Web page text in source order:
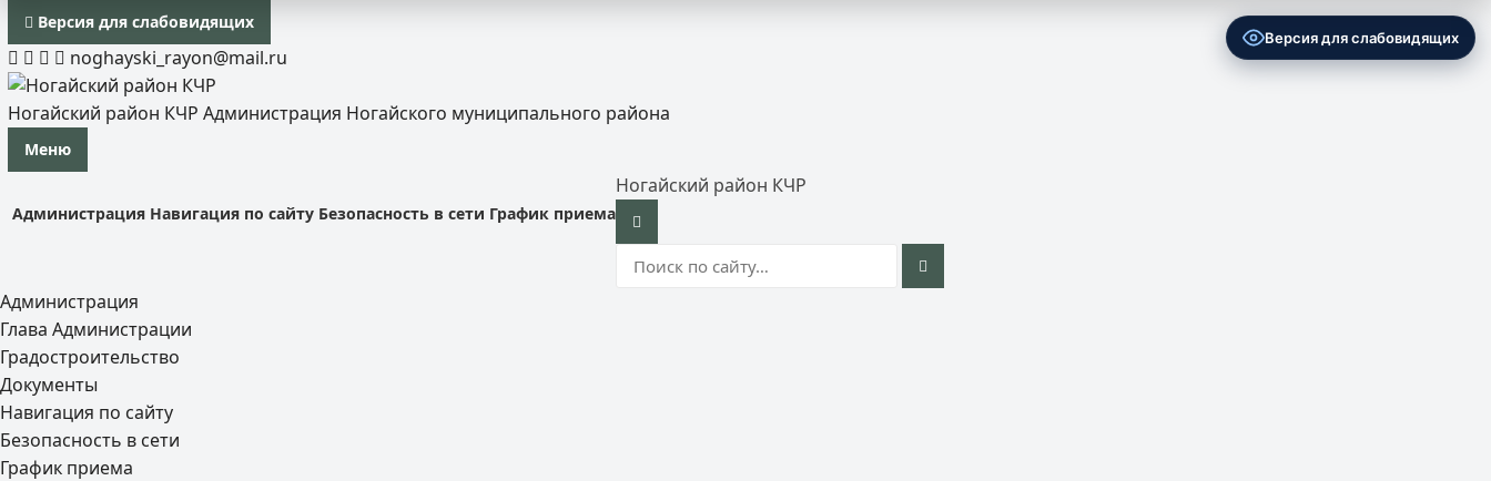
Версия для слабовидящих
noghayski_rayon@mail.ru
Ногайский район КЧР Администрация Ногайского муниципального района
Меню
Администрация Навигация по сайту Безопасность в сети График приема
Ногайский район КЧР
Администрация
Глава Администрации
Градостроительство
Документы
Навигация по сайту
Безопасность в сети
График приема
Версия для слабовидящих